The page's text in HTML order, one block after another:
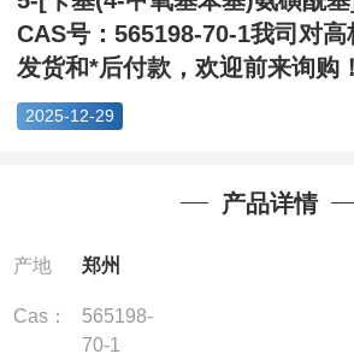
CAS号：565198-70-1我司对
发货和*后付款，欢迎前来询购！
2025-12-29
产品详情
产地 郑州
Cas：
565198-
70-1